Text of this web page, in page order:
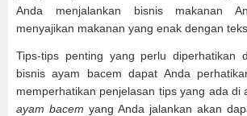
Anda menjalankan bisnis makanan
menyajikan makanan yang enak dengan
Tips-tips penting yang perlu diperhatikan
bisnis ayam bacem dapat Anda
memperhatikan penjelasan tips yang ada di
ayam bacem yang Anda jalankan akan